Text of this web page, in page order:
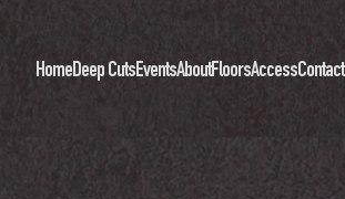
HomeDeep CutsEventsAboutFloorsAccessContact